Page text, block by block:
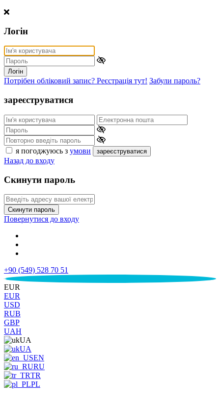
Логін
Логін
Потрібен обліковий запис? Реєстрація тут! Забули пароль?
зареєструватися
я погоджуюсь з умови зареєструватися
Назад до входу
Скинути пароль
Скинути пароль
Повернутися до входу
+90 (549) 528 70 51
€
EUR
EUR
USD
RUB
GBP
UAH
UA
UA
EN
RU
TR
PL